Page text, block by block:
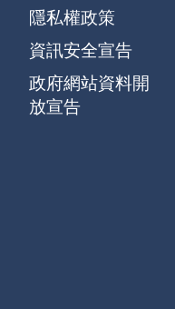
隱私權政策
資訊安全宣告
政府網站資料開
放宣告